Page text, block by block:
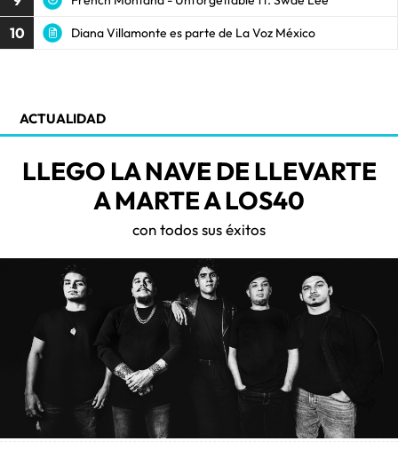
10 Diana Villamonte es parte de La Voz México
ACTUALIDAD
LLEGO LA NAVE DE LLEVARTE
A MARTE A LOS40
con todos sus éxitos